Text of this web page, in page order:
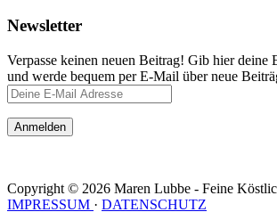
Newsletter
Verpasse keinen neuen Beitrag! Gib hier deine
und werde bequem per E-Mail über neue
Copyright © 2026 Maren Lubbe - Feine
IMPRESSUM · DATENSCHUTZ